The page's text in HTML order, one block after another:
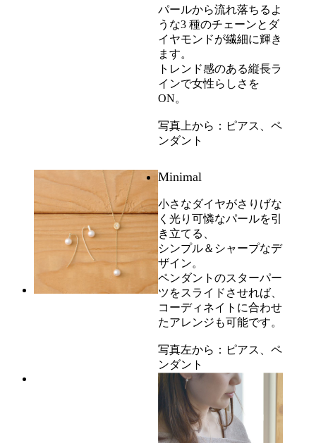
パールから流れ落ちるよ
うな3 種のチェーンとダ
イヤモンドが繊細に輝き
ます。
トレンド感のある縦長ラ
インで女性らしさを
ON。
写真上から：ピアス、ペ
ンダント
Minimal
小さなダイヤがさりげな
く光り可憐なパールを引
き立てる、
シンプル＆シャープなデ
ザイン。
ペンダントのスターパー
ツをスライドさせれば、
コーディネイトに合わせ
たアレンジも可能です。
写真左から：ピアス、ペ
ンダント